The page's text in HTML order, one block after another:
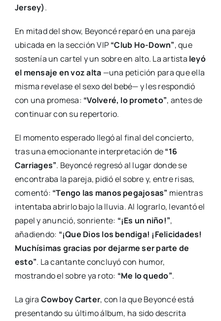
Jersey).
En mitad del show, Beyoncé reparó en una pareja
ubicada en la sección VIP“Club Ho-Down”, que
sostenía un cartel y un sobre en alto. La artista leyó
el mensaje en voz alta —una petición para que ella
misma revelase el sexo del bebé— y les respondió
con una promesa: “Volveré, lo prometo”, antes de
continuar con su repertorio.
El momento esperado llegó al final del concierto,
tras una emocionante interpretación de“16
Carriages”. Beyoncé regresó al lugar donde se
encontraba la pareja, pidió el sobre y, entre risas,
comentó: “Tengo las manos pegajosas” mientras
intentaba abrirlo bajo la lluvia. Al lograrlo, levantó el
papel y anunció, sonriente: “¡Es un niño!”,
añadiendo: “¡Que Dios los bendiga! ¡Felicidades!
Muchísimas gracias por dejarme ser parte de
esto”. La cantante concluyó con humor,
mostrando el sobre ya roto: “Me lo quedo”.
La gira Cowboy Carter, con la que Beyoncé está
presentando su último álbum, ha sido descrita